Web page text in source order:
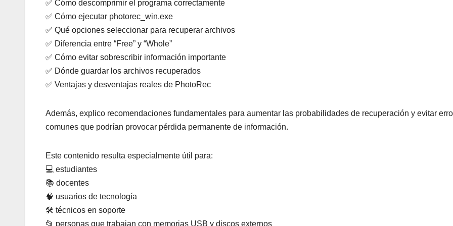
✅ Cómo descomprimir el programa correctamente
✅ Cómo ejecutar photorec_win.exe
✅ Qué opciones seleccionar para recuperar archivos
✅ Diferencia entre “Free” y “Whole”
✅ Cómo evitar sobrescribir información importante
✅ Dónde guardar los archivos recuperados
✅ Ventajas y desventajas reales de PhotoRec
Además, explico recomendaciones fundamentales para aumentar las probabilidades de recuperación y evitar
comunes que podrían provocar pérdida permanente de información.
Este contenido resulta especialmente útil para:
💻 estudiantes
📚 docentes
🧠 usuarios de tecnología
🛠️ técnicos en soporte
📂 personas que trabajan con memorias USB y discos externos